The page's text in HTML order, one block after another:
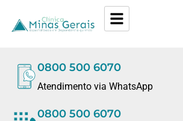
0800 500 6070
Atendimento via WhatsApp
0800 500 6070